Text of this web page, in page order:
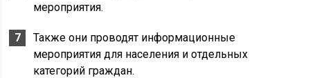
мероприятия.
Также они проводят информационные
мероприятия для населения и отдельных
категорий граждан.